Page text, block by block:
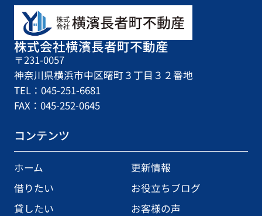
株式会社横濱長者町不動産
〒231-0057
神奈川県横浜市中区曙町３丁目３２番地
TEL：045-251-6681
FAX：045-252-0645
コンテンツ
ホーム
更新情報
借りたい
お役立ちブログ
貸したい
お客様の声